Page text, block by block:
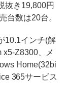
抜き19,800円
台数は20台。
10.1インチ(解
Z8300、メ
Home(32bi
365サービス